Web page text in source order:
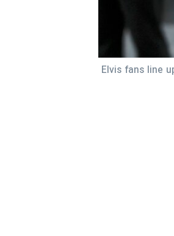
Elvis fans line